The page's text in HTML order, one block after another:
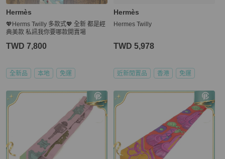
Hermès
💖Herms Twilly 多款式💖 全新 都是經
典美款 私訊我你要哪款開賣場
TWD 7,800
全新品 本地 免運
Hermès
Hermes Twilly
TWD 5,978
近新閒置品 香港 免運